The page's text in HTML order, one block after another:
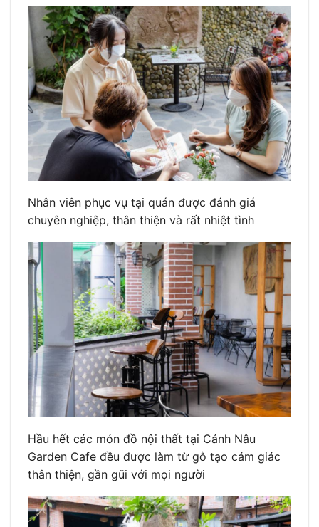
Nhân viên phục vụ tại quán được đánh giá
chuyên nghiệp, thân thiện và rất nhiệt tình
Hầu hết các món đồ nội thất tại Cánh Nâu
Garden Cafe đều được làm từ gỗ tạo cảm giác
thân thiện, gần gũi với mọi người